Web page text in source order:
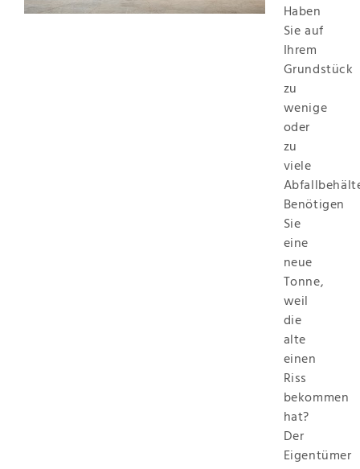
Haben
Sie auf
Ihrem
Grundstück
zu
wenige
oder
zu
viele
Benötigen
Sie
eine
neue
Tonne,
weil
die
alte
einen
Riss
bekommen
hat?
Der
Eigentümer